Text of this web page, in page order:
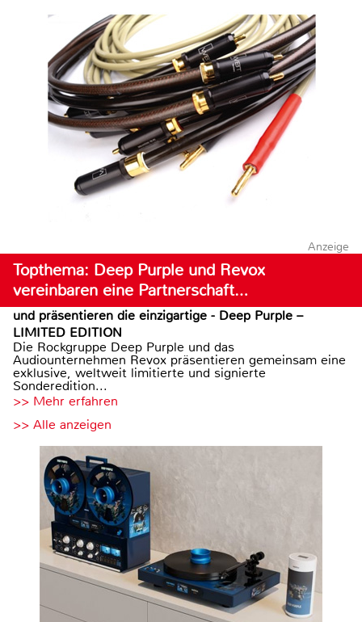
Anzeige
Topthema: Deep Purple und Revox
vereinbaren eine Partnerschaft…
und präsentieren die einzigartige - Deep Purple –
LIMITED EDITION
Die Rockgruppe Deep Purple und das
Audiounternehmen Revox präsentieren gemeinsam eine
exklusive, weltweit limitierte und signierte
Sonderedition...
>> Mehr erfahren
>> Alle anzeigen